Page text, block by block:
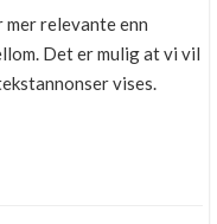
mer relevante enn
Det er mulig at vi vil
vises.